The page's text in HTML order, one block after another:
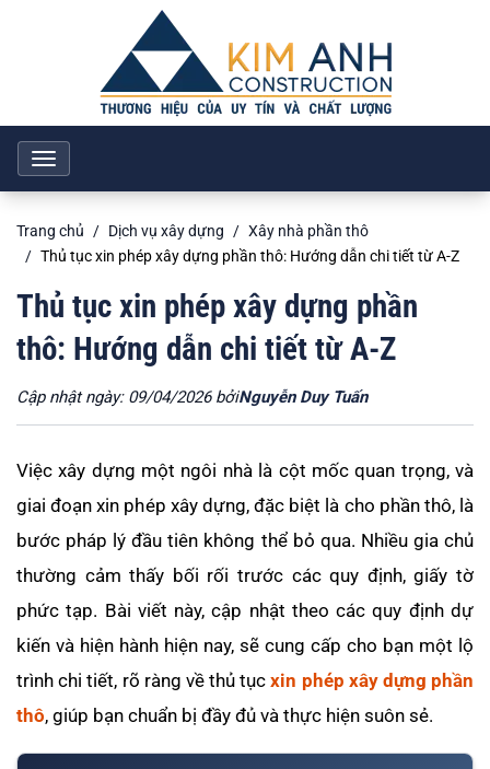
Toggle
navigation
Trang chủ Dịch vụ xây dựng
Xây nhà phần thô
Thủ tục xin phép xây dựng phần thô: Hướng dẫn chi tiết từ A-Z
Thủ tục xin phép xây dựng phần
thô: Hướng dẫn chi tiết từ A-Z
Cập nhật ngày: 09/04/2026 bởiNguyễn Duy Tuấn
Việc xây dựng một ngôi nhà là cột mốc quan trọng, và
giai đoạn xin phép xây dựng, đặc biệt là cho phần thô, là
bước pháp lý đầu tiên không thể bỏ qua. Nhiều gia chủ
thường cảm thấy bối rối trước các quy định, giấy tờ
phức tạp. Bài viết này, cập nhật theo các quy định dự
kiến và hiện hành hiện nay, sẽ cung cấp cho bạn một lộ
trình chi tiết, rõ ràng về thủ tụcxin phép xây dựng phần
thô, giúp bạn chuẩn bị đầy đủ và thực hiện suôn sẻ.